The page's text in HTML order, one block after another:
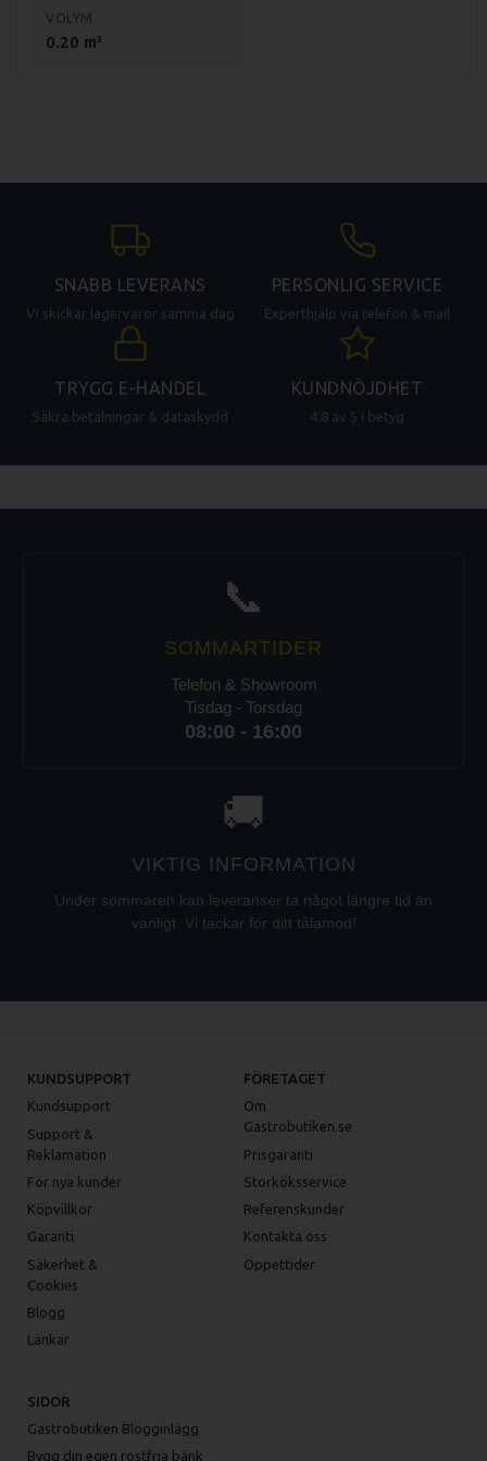
VOLYM
0.20 m³
SNABB LEVERANS
Vi skickar lagervaror samma dag
PERSONLIG SERVICE
Experthjälp via telefon & mail
TRYGG E-HANDEL
Säkra betalningar & dataskydd
KUNDNÖJDHET
4.8 av 5 i betyg
📞
SOMMARTIDER
Telefon & Showroom
Tisdag - Torsdag
08:00 - 16:00
🚚
VIKTIG INFORMATION
Under sommaren kan leveranser ta något längre tid än
vanligt. Vi tackar för ditt tålamod!
KUNDSUPPORT
Kundsupport
Support &
Reklamation
För nya kunder
Köpvillkor
Garanti
Säkerhet &
Cookies
Blogg
Länkar
FÖRETAGET
Om
Gastrobutiken.se
Prisgaranti
Storköksservice
Referenskunder
Kontakta oss
Öppettider
SIDOR
Gastrobutiken Blogginlägg
Bygg din egen rostfria bänk